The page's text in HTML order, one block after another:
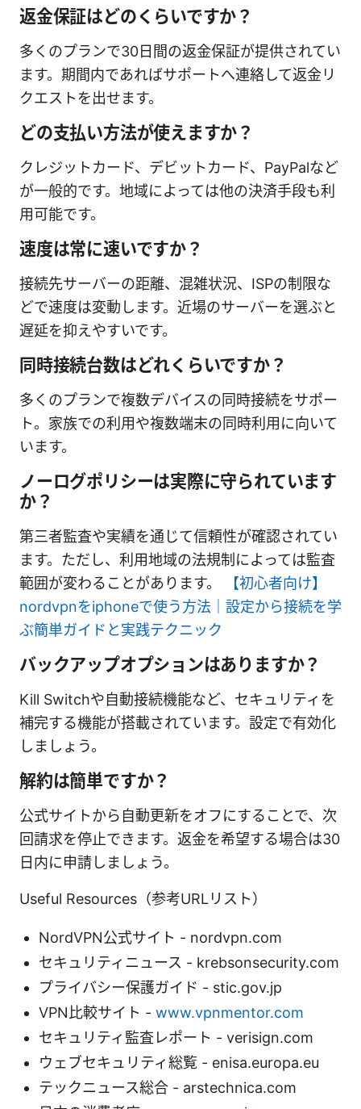
返金保証はどのくらいですか？
多くのプランで30日間の返金保証が提供されてい
ます。期間内であればサポートへ連絡して返金リ
クエストを出せます。
どの支払い方法が使えますか？
クレジットカード、デビットカード、PayPalなど
が一般的です。地域によっては他の決済手段も利
用可能です。
速度は常に速いですか？
接続先サーバーの距離、混雑状況、ISPの制限な
どで速度は変動します。近場のサーバーを選ぶと
遅延を抑えやすいです。
同時接続台数はどれくらいですか？
多くのプランで複数デバイスの同時接続をサポー
ト。家族での利用や複数端末の同時利用に向いて
います。
ノーログポリシーは実際に守られています
か？
第三者監査や実績を通じて信頼性が確認されてい
ます。ただし、利用地域の法規制によっては監査
範囲が変わることがあります。
【初心者向け】
nordvpnをiphoneで使う方法｜設定から接続を学
ぶ簡単ガイドと実践テクニック
バックアップオプションはありますか？
Kill Switchや自動接続機能など、セキュリティを
補完する機能が搭載されています。設定で有効化
しましょう。
解約は簡単ですか？
公式サイトから自動更新をオフにすることで、次
回請求を停止できます。返金を希望する場合は30
日内に申請しましょう。
Useful Resources（参考URLリスト）
NordVPN公式サイト - nordvpn.com
セキュリティニュース - krebsonsecurity.com
プライバシー保護ガイド - stic.gov.jp
VPN比較サイト - www.vpnmentor.com
セキュリティ監査レポート - verisign.com
ウェブセキュリティ総覧 - enisa.europa.eu
テックニュース総合 - arstechnica.com